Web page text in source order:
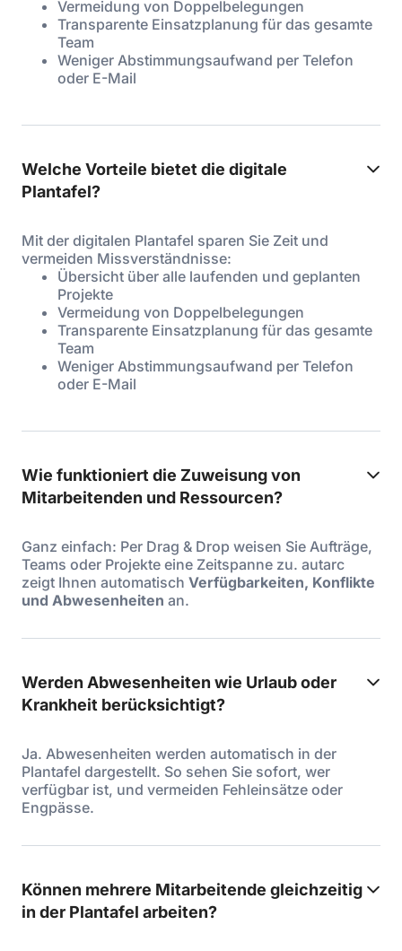
Vermeidung von Doppelbelegungen
Transparente Einsatzplanung für das gesamte
Team
Weniger Abstimmungsaufwand per Telefon
oder E-Mail
Welche Vorteile bietet die digitale
Plantafel?
Mit der digitalen Plantafel sparen Sie Zeit und
vermeiden Missverständnisse:
Übersicht über alle laufenden und geplanten
Projekte
Vermeidung von Doppelbelegungen
Transparente Einsatzplanung für das gesamte
Team
Weniger Abstimmungsaufwand per Telefon
oder E-Mail
Wie funktioniert die Zuweisung von
Mitarbeitenden und Ressourcen?
Ganz einfach: Per Drag & Drop weisen Sie Aufträge,
Teams oder Projekte eine Zeitspanne zu. autarc
zeigt Ihnen automatisch Verfügbarkeiten, Konflikte
und Abwesenheiten an.
Werden Abwesenheiten wie Urlaub oder
Krankheit berücksichtigt?
Ja. Abwesenheiten werden automatisch in der
Plantafel dargestellt. So sehen Sie sofort, wer
verfügbar ist, und vermeiden Fehleinsätze oder
Engpässe.
Können mehrere Mitarbeitende gleichzeitig
in der Plantafel arbeiten?